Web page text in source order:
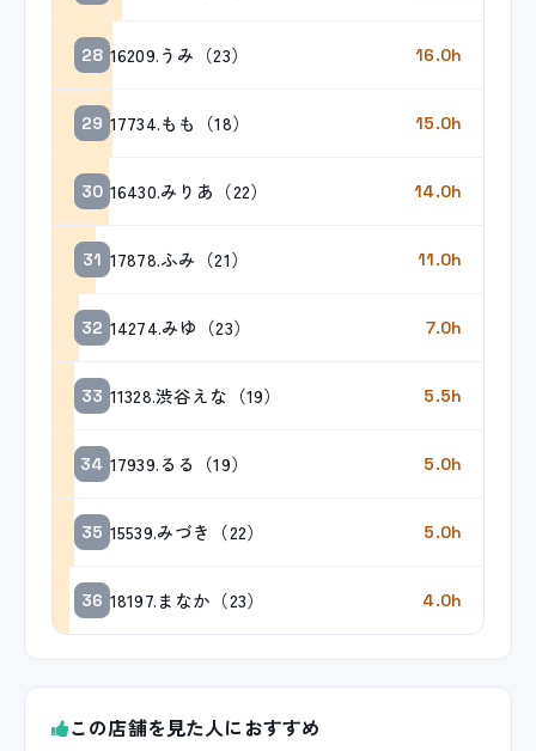
28 16209.うみ（23） 16.0h
29 17734.もも（18） 15.0h
30 16430.みりあ（22） 14.0h
31 17878.ふみ（21） 11.0h
32 14274.みゆ（23） 7.0h
33 11328.渋谷えな（19） 5.5h
34 17939.るる（19） 5.0h
35 15539.みづき（22） 5.0h
36 18197.まなか（23） 4.0h
この店舗を見た人におすすめ